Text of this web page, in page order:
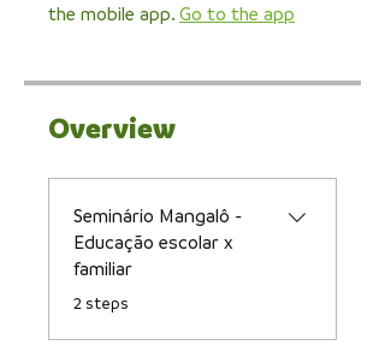
the mobile app. Go to the app
Overview
Seminário Mangalô -
Educação escolar x
familiar
.2 steps